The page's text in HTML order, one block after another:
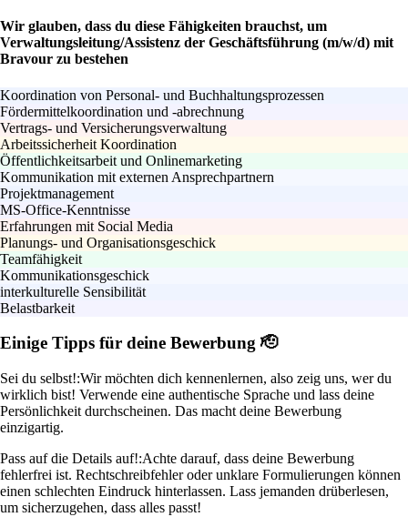
Wir glauben, dass du diese Fähigkeiten brauchst, um
Verwaltungsleitung/Assistenz der Geschäftsführung (m/w/d) mit
Bravour zu bestehen
Koordination von Personal- und Buchhaltungsprozessen
Fördermittelkoordination und -abrechnung
Vertrags- und Versicherungsverwaltung
Arbeitssicherheit Koordination
Öffentlichkeitsarbeit und Onlinemarketing
Kommunikation mit externen Ansprechpartnern
Projektmanagement
MS-Office-Kenntnisse
Erfahrungen mit Social Media
Planungs- und Organisationsgeschick
Teamfähigkeit
Kommunikationsgeschick
interkulturelle Sensibilität
Belastbarkeit
Einige Tipps für deine Bewerbung 🫡
Sei du selbst!:Wir möchten dich kennenlernen, also zeig uns, wer du
wirklich bist! Verwende eine authentische Sprache und lass deine
Persönlichkeit durchscheinen. Das macht deine Bewerbung
einzigartig.
Pass auf die Details auf!:Achte darauf, dass deine Bewerbung
fehlerfrei ist. Rechtschreibfehler oder unklare Formulierungen können
einen schlechten Eindruck hinterlassen. Lass jemanden drüberlesen,
um sicherzugehen, dass alles passt!